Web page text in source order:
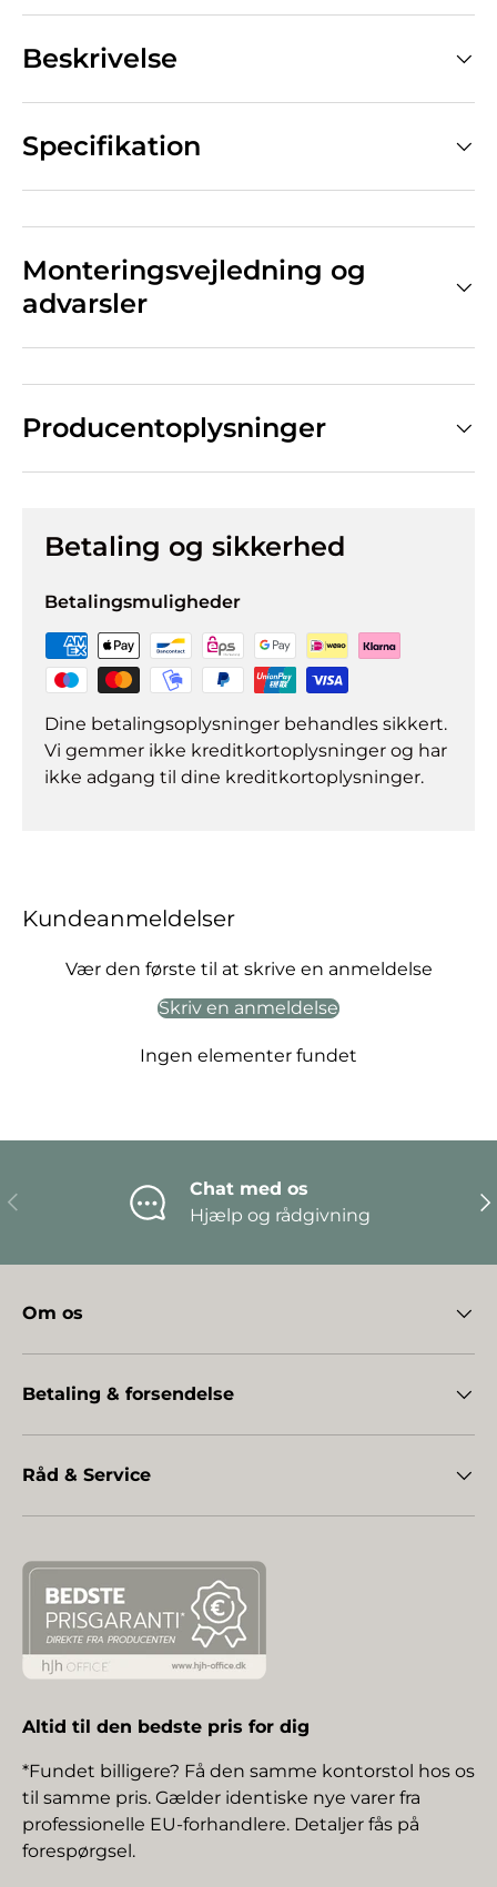
Beskrivelse
Specifikation
Monteringsvejledning og
advarsler
Producentoplysninger
Betaling og sikkerhed
Betalingsmuligheder
Dine betalingsoplysninger behandles sikkert.
Vi gemmer ikke kreditkortoplysninger og har
ikke adgang til dine kreditkortoplysninger.
Kundeanmeldelser
Vær den første til at skrive en anmeldelse
Skriv en anmeldelse
Ingen elementer fundet
Forrige
Chat med os
Hjælp og rådgivning
Om os
Betaling & forsendelse
Råd & Service
Altid til den bedste pris for dig
*Fundet billigere? Få den samme kontorstol hos os
til samme pris. Gælder identiske nye varer fra
professionelle EU-forhandlere. Detaljer fås på
forespørgsel.